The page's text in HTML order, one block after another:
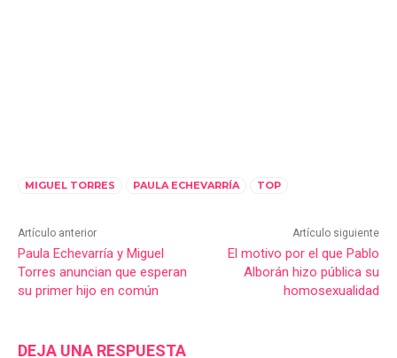
MIGUEL TORRES PAULA ECHEVARRÍA TOP
Artículo anterior
Paula Echevarría y Miguel
Torres anuncian que esperan
su primer hijo en común
Artículo siguiente
El motivo por el que Pablo
Alborán hizo pública su
homosexualidad
DEJA UNA RESPUESTA